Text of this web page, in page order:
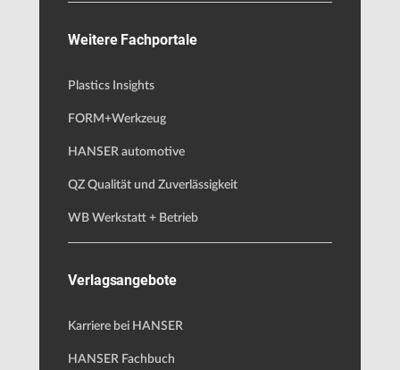
Weitere Fachportale
Plastics Insights
FORM+Werkzeug
HANSER automotive
QZ Qualität und Zuverlässigkeit
WB Werkstatt + Betrieb
Verlagsangebote
Karriere bei HANSER
HANSER Fachbuch